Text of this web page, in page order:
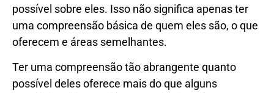
possível sobre eles. Isso não significa apenas ter
uma compreensão básica de quem eles são, o que
oferecem e áreas semelhantes.
Ter uma compreensão tão abrangente quanto
possível deles oferece mais do que alguns